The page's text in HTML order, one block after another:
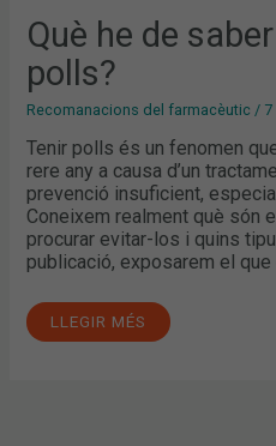
Què he de
polls?
Recomanacions del farmacèutic /
Tenir polls és un fenomen
rere any a causa d’un
prevenció insuficient,
Coneixem realment què són
procurar evitar-los i quins
publicació, exposarem el que
LLEGIR MÉS